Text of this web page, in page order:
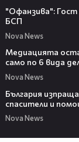
"Офанзива": Гост
БСП
Nova News
Медиацията
само по 6 вида
Nova News
България
спасители и
Nova News